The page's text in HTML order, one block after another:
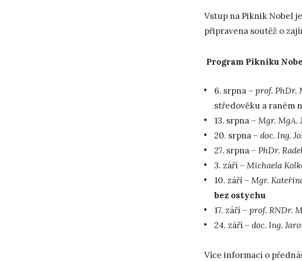
Vstup na Piknik Nobel
připravena soutěž o
Program Pikniku
6. srpna – prof. PhDr.
středověku a raném
13. srpna – Mgr. MgA.
20. srpna – doc. Ing.
27. srpna – PhDr.
3. září – Michaela
10. září – Mgr.
bez ostychu
17. září – prof. RNDr.
24. září – doc. Ing.
Více informací o